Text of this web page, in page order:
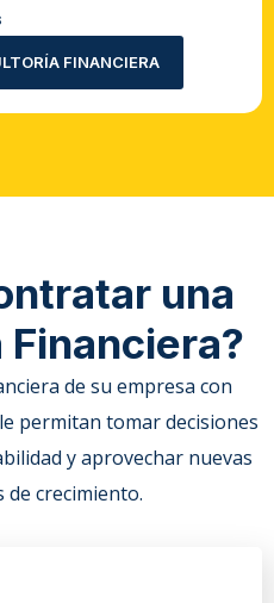
FINANCIERA
una
de su empresa con
permitan tomar decisiones
y aprovechar nuevas
crecimiento.